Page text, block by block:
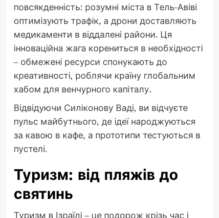
повсякденність: розумні міста в Тель-Авіві
оптимізують трафік, а дрони доставляють
медикаменти в віддалені райони. Ця
інноваційна жага корениться в необхідності
– обмежені ресурси спонукають до
креативності, роблячи країну глобальним
хабом для венчурного капіталу.
Відвідуючи Силіконову Ваді, ви відчуєте
пульс майбутнього, де ідеї народжуються
за кавою в кафе, а прототипи тестуються в
пустелі.
Туризм: від пляжів до
святинь
Туризм в Ізраїлі – це подорож крізь час і